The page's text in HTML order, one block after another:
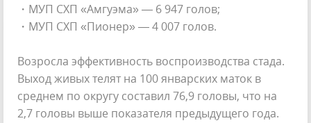
・МУП СХП «Амгуэма» — 6 947 голов;
・МУП СХП «Пионер» — 4 007 голов.
Возросла эффективность воспроизводства стада.
Выход живых телят на 100 январских маток в
среднем по округу составил 76,9 головы, что на
2,7 головы выше показателя предыдущего года.